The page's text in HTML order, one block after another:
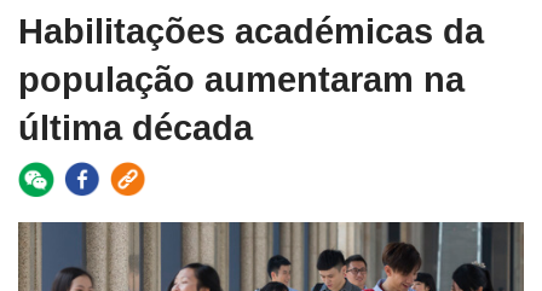
Habilitações académicas da
população aumentaram na
última década